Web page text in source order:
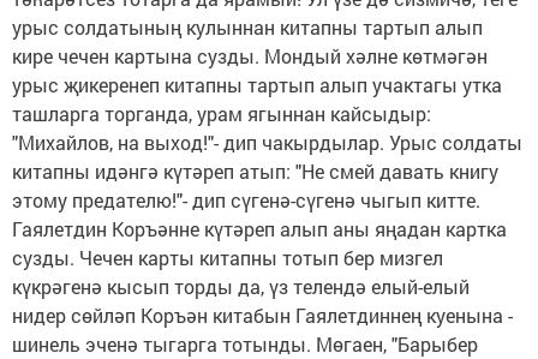
урыс солдатының кулыннан китапны тартып алып
кире чечен картына сузды. Мондый хәлне көтмәгән
урыс җикеренеп китапны тартып алып учактагы утка
ташларга торганда, урам ягыннан кайсыдыр:
"Михайлов, на выход!"- дип чакырдылар. Урыс солдаты
китапны идәнгә күтәреп атып: "Не смей давать книгу
этому предателю!"- дип сүгенә-сүгенә чыгып китте.
Гаялетдин Коръәнне күтәреп алып аны яңадан картка
сузды. Чечен карты китапны тотып бер мизгел
күкрәгенә кысып торды да, үз телендә елый-елый
нидер сөйләп Коръән китабын Гаялетдиннең куенына -
шинель эченә тыгарга тотынды. Мөгаен, "Барыбер